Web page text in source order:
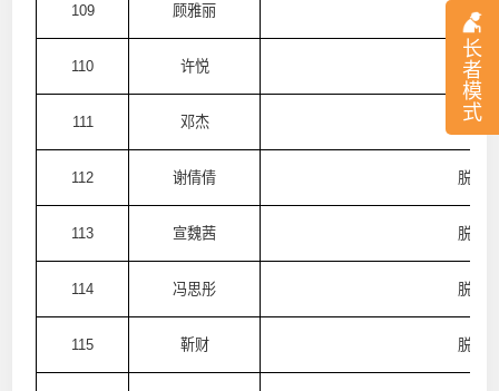
长
者
模
式
109 顾雅丽 脱普
110 许悦 脱普
111 邓杰 脱普
112 谢倩倩 脱普
113 宣魏茜 脱普
114 冯思彤 脱普
115 靳财 脱普